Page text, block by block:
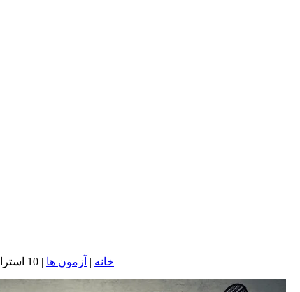
خانه | آزمون ها | 10 استراتژی ساده برای قبولی در بخش رایتینگ مستقل تافل